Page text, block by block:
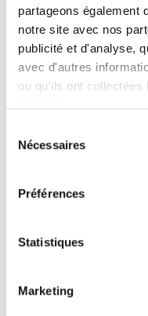
partageons également
notre site avec nos
publicité et d'analyse,
avec d'autres
ou qu'ils ont collectées
Nécessaires
Préférences
Statistiques
Marketing
Mickael